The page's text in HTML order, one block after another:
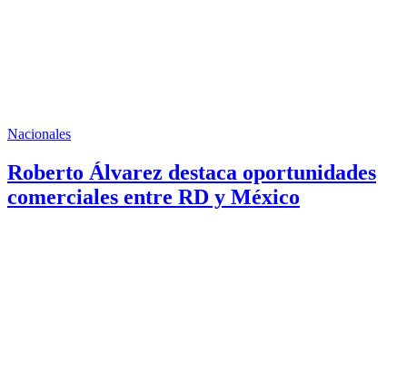
Nacionales
Roberto Álvarez destaca oportunidades
comerciales entre RD y México